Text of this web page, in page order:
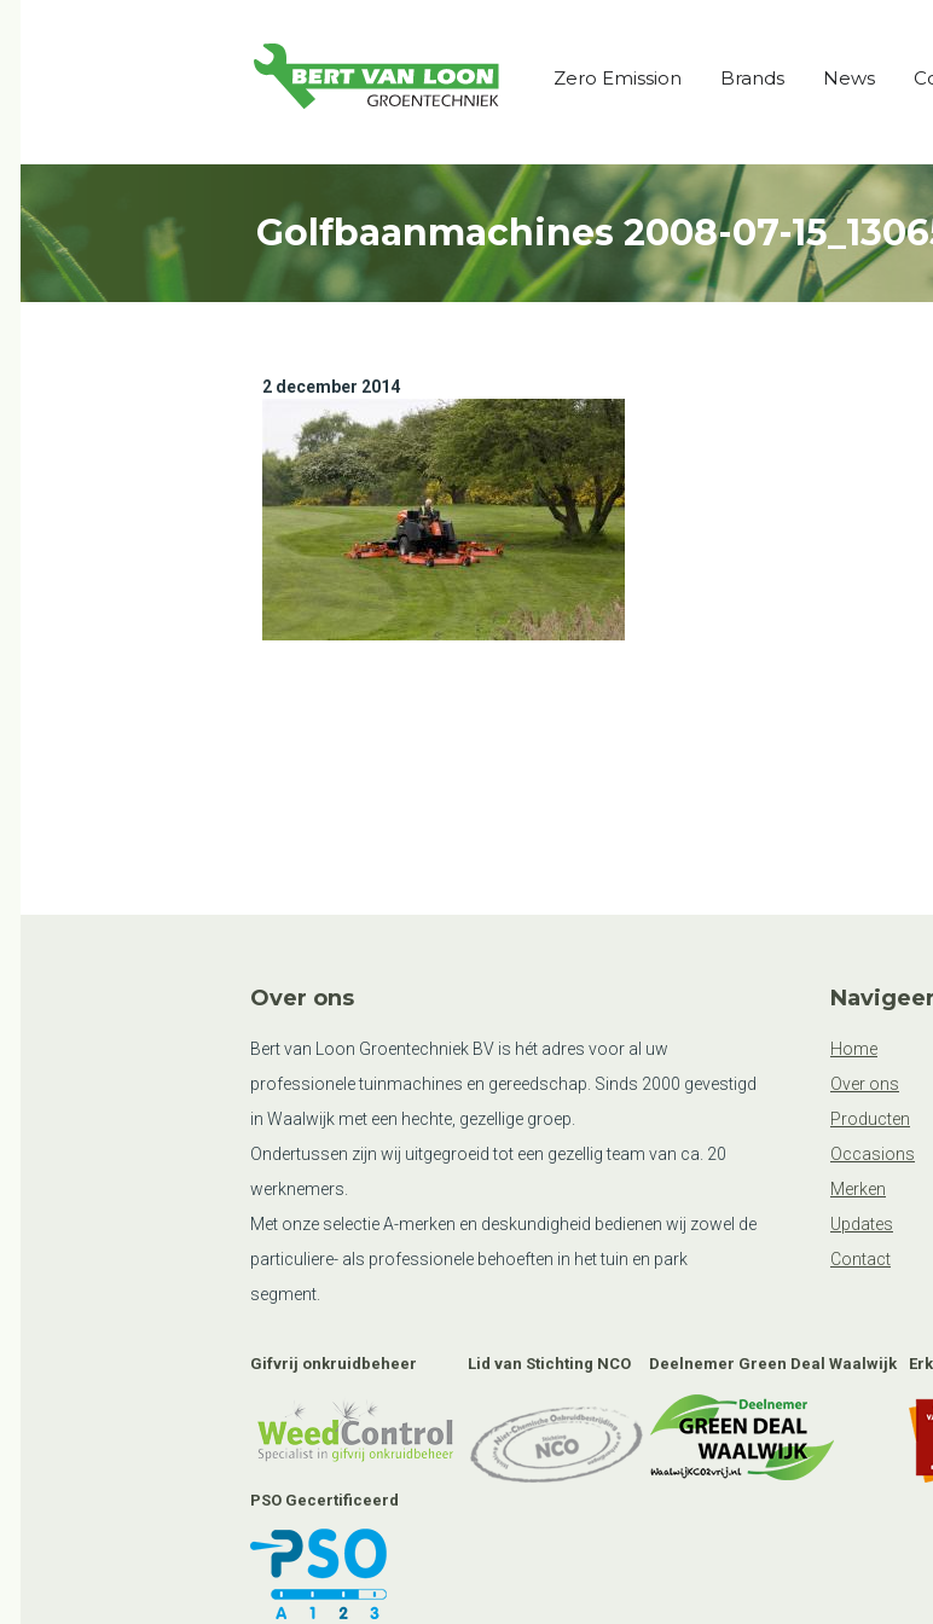
Zero Emission Brands News
Golfbaanmachines 2008-07-
2 december 2014
Over ons
Bert van Loon Groentechniek BV is hét adres voor al uw
professionele tuinmachines en gereedschap. Sinds 2000 gevestigd
in Waalwijk met een hechte, gezellige groep.
Ondertussen zijn wij uitgegroeid tot een gezellig team van ca. 20
werknemers.
Met onze selectie A-merken en deskundigheid bedienen wij zowel de
particuliere- als professionele behoeften in het tuin en park
segment.
Home
Over ons
Producten
Occasions
Merken
Updates
Contact
Gifvrij onkruidbeheer Lid van Stichting NCO Deelnemer Green Deal Waalwijk
PSO Gecertificeerd